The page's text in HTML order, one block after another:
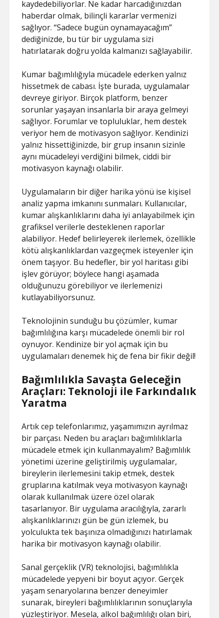
kaydedebiliyorlar. Ne kadar harcadığınızdan
haberdar olmak, bilinçli kararlar vermenizi
sağlıyor. “Sadece bugün oynamayacağım”
dediğinizde, bu tür bir uygulama sizi
hatırlatarak doğru yolda kalmanızı sağlayabilir.
Kumar bağımlılığıyla mücadele ederken yalnız
hissetmek de cabası. İşte burada, uygulamalar
devreye giriyor. Birçok platform, benzer
sorunlar yaşayan insanlarla bir araya gelmeyi
sağlıyor. Forumlar ve topluluklar, hem destek
veriyor hem de motivasyon sağlıyor. Kendinizi
yalnız hissettiğinizde, bir grup insanın sizinle
aynı mücadeleyi verdiğini bilmek, ciddi bir
motivasyon kaynağı olabilir.
Uygulamaların bir diğer harika yönü ise kişisel
analiz yapma imkanını sunmaları. Kullanıcılar,
kumar alışkanlıklarını daha iyi anlayabilmek için
grafiksel verilerle desteklenen raporlar
alabiliyor. Hedef belirleyerek ilerlemek, özellikle
kötü alışkanlıklardan vazgeçmek isteyenler için
önem taşıyor. Bu hedefler, bir yol haritası gibi
işlev görüyor; böylece hangi aşamada
olduğunuzu görebiliyor ve ilerlemenizi
kutlayabiliyorsunuz.
Teknolojinin sunduğu bu çözümler, kumar
bağımlılığına karşı mücadelede önemli bir rol
oynuyor. Kendinize bir yol açmak için bu
uygulamaları denemek hiç de fena bir fikir değil!
Bağımlılıkla Savaşta Geleceğin
Araçları: Teknoloji ile Farkındalık
Yaratma
Artık cep telefonlarımız, yaşamımızın ayrılmaz
bir parçası. Neden bu araçları bağımlılıklarla
mücadele etmek için kullanmayalım? Bağımlılık
yönetimi üzerine geliştirilmiş uygulamalar,
bireylerin ilerlemesini takip etmek, destek
gruplarına katılmak veya motivasyon kaynağı
olarak kullanılmak üzere özel olarak
tasarlanıyor. Bir uygulama aracılığıyla, zararlı
alışkanlıklarınızı gün be gün izlemek, bu
yolculukta tek başınıza olmadığınızı hatırlamak
harika bir motivasyon kaynağı olabilir.
Sanal gerçeklik (VR) teknolojisi, bağımlılıkla
mücadelede yepyeni bir boyut açıyor. Gerçek
yaşam senaryolarına benzer deneyimler
sunarak, bireyleri bağımlılıklarının sonuçlarıyla
yüzleştiriyor. Mesela, alkol bağımlılığı olan biri,